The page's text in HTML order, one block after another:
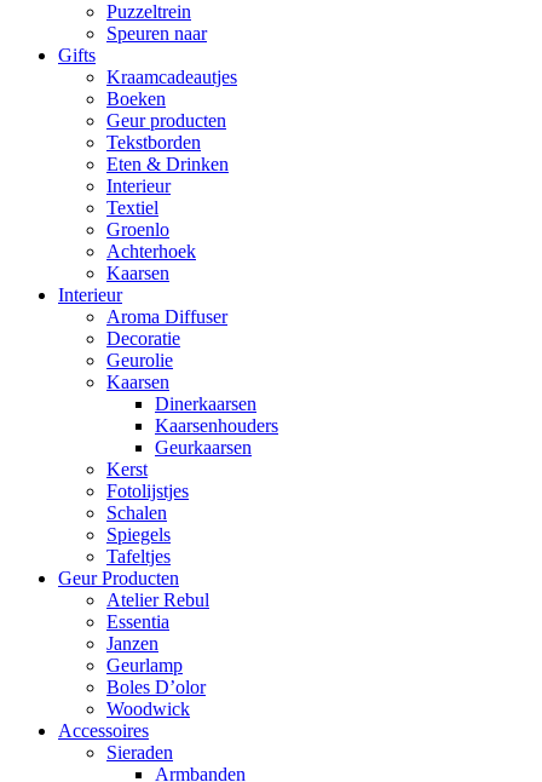
Puzzeltrein
Speuren naar
Gifts
Kraamcadeautjes
Boeken
Geur producten
Tekstborden
Eten & Drinken
Interieur
Textiel
Groenlo
Achterhoek
Kaarsen
Interieur
Aroma Diffuser
Decoratie
Geurolie
Kaarsen
Dinerkaarsen
Kaarsenhouders
Geurkaarsen
Kerst
Fotolijstjes
Schalen
Spiegels
Tafeltjes
Geur Producten
Atelier Rebul
Essentia
Janzen
Geurlamp
Boles D’olor
Woodwick
Accessoires
Sieraden
Armbanden